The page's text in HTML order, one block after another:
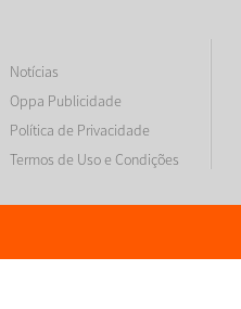
Notícias
Oppa Publicidade
Política de Privacidade
Termos de Uso e Condições